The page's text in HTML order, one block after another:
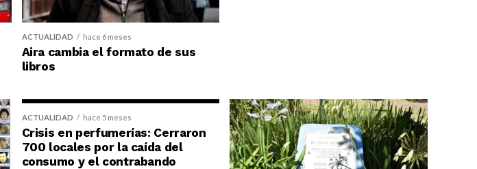
ACTUALIDAD hace 6 meses
Aira cambia el formato de sus
libros
ACTUALIDAD hace 5 meses
Crisis en perfumerías: Cerraron
700 locales por la caída del
consumo y el contrabando